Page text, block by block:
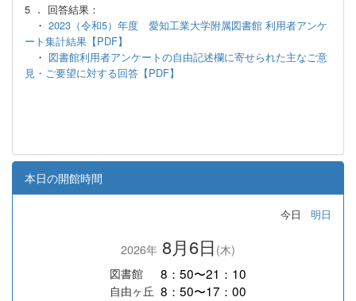
5 ． 回答結果：
・ 2023（令和5）年度 愛知工業大学附属図書館 利用者アンケ
ート集計結果【PDF】
・ 図書館利用者アンケートの自由記述欄に寄せられた主なご意
見・ご要望に対する回答【PDF】
本日の開館時間
今日 明日
2026年 8月6日 (木)
図書館
8：50〜21：10
自由ヶ丘 8：50〜17：00